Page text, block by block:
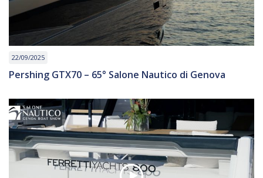
22/09/2025
Pershing GTX70 – 65° Salone Nautico di Genova